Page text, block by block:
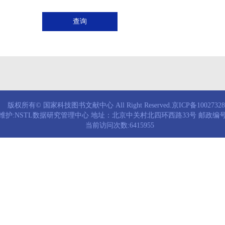
查询
版权所有© 国家科技图书文献中心 All Right Reserved.京ICP备
护:NSTL数据研究管理中心 地址：北京中关村北四环西路33号 邮政编
当前访问次数:6415955